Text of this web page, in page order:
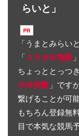
らいと」
「うまとみらいと
「コラボ＠指数
ちょっととっつ
ボ＠指数 」です
繋げることが可能
もちろん登録無
目で本気な競馬